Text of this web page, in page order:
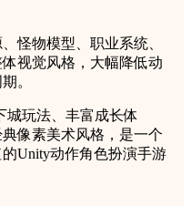
怪物模型、职业系统、
视觉风格，大幅降低动
。
城玩法、丰富成长体
像素美术风格，是一个
Unity动作角色扮演手游